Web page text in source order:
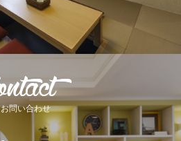
お問い合わせ